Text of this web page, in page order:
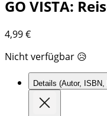
GO VISTA:
4,99€
Nicht verfügbar 😥
Details (Autor,